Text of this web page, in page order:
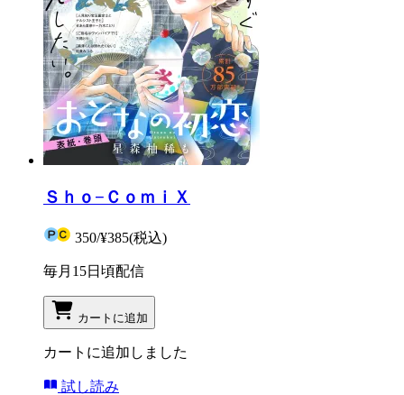
Ｓｈｏ−ＣｏｍｉＸ
350/¥385(税込)
毎月15日頃配信
カートに追加
カートに追加しました
試し読み